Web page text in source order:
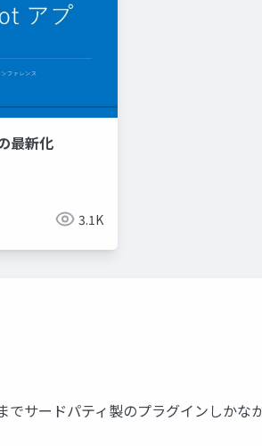
最新化
3.1K
サードパティ製のプラグインしかな